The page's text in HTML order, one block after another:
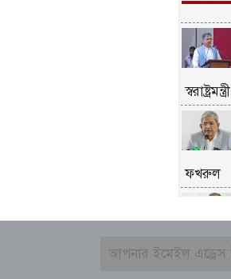
স্বরাষ্ট্রমন্ত্রী
ফখরুল